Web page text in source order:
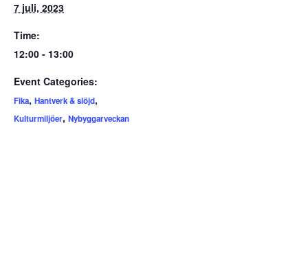
7 juli, 2023
Time:
12:00 - 13:00
Event Categories:
Fika, Hantverk & slöjd,
Kulturmiljöer, Nybyggarveckan